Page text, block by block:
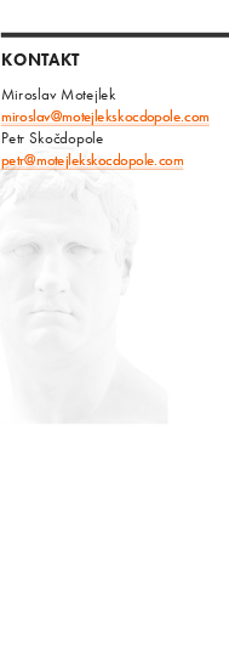
KONTAKT
Miroslav Motejlek
miroslav@motejlekskocdopole.com
Petr Skočdopole
petr@motejlekskocdopole.com